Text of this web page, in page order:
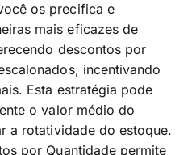
os precifica e
mais eficazes de
descontos por
incentivando
Esta estratégia pode
o valor médio do
a rotatividade do estoque.
por Quantidade permite